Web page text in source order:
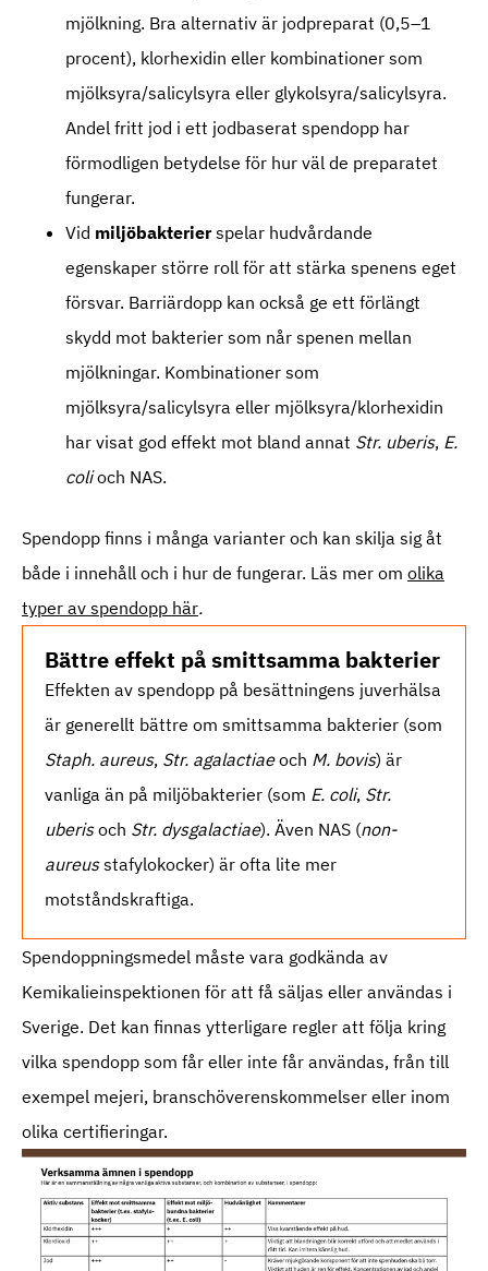
mjölkning. Bra alternativ är jodpreparat (0,5–1
procent), klorhexidin eller kombinationer som
mjölksyra/salicylsyra eller glykolsyra/salicylsyra.
Andel fritt jod i ett jodbaserat spendopp har
förmodligen betydelse för hur väl de preparatet
fungerar.
Vid miljöbakterierspelar hudvårdande
egenskaper större roll för att stärka spenens eget
försvar. Barriärdopp kan också ge ett förlängt
skydd mot bakterier som når spenen mellan
mjölkningar. Kombinationer som
mjölksyra/salicylsyra eller mjölksyra/klorhexidin
har visat god effekt mot bland annat Str. uberis, E.
colioch NAS.
Spendopp finns i många varianter och kan skilja sig åt
både i innehåll och i hur de fungerar. Läs mer om olika
typer av spendopp här.
Bättre effekt på smittsamma bakterier
Effekten av spendopp på besättningens juverhälsa
är generellt bättre om smittsamma bakterier (som
Staph. aureus, Str. agalactiaeoch M. bovis) är
vanliga än på miljöbakterier (som E. coli, Str.
uberisoch Str. dysgalactiae). Även NAS (non-
aureusstafylokocker) är ofta lite mer
motståndskraftiga.
Spendoppningsmedel måste vara godkända av
Kemikalieinspektionen för att få säljas eller användas i
Sverige. Det kan finnas ytterligare regler att följa kring
vilka spendopp som får eller inte får användas, från till
exempel mejeri, branschöverenskommelser eller inom
olika certifieringar.